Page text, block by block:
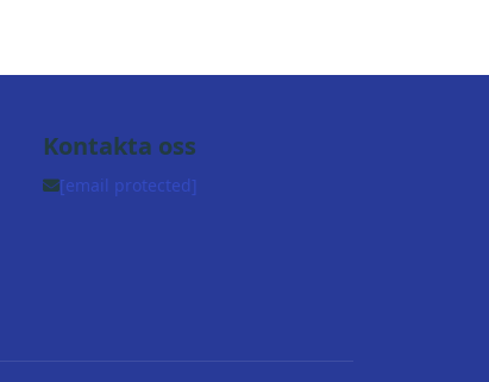
Kontakta oss
[email protected]